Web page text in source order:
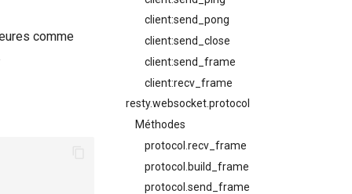
client:send_pong
client:send_close
client:send_frame
client:recv_frame
resty.websocket.protocol
Méthodes
protocol.recv_frame
protocol.build_frame
protocol.send_frame
comme